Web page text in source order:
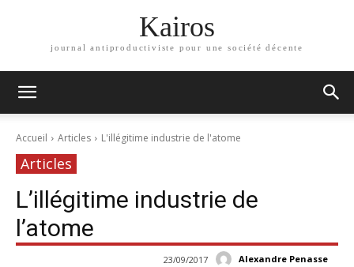
Kairos
journal antiproductiviste pour une société décente
Accueil Articles L'illégitime industrie de l'atome
Articles
L’illégitime industrie de
l’atome
Alexandre Penasse
23/09/2017